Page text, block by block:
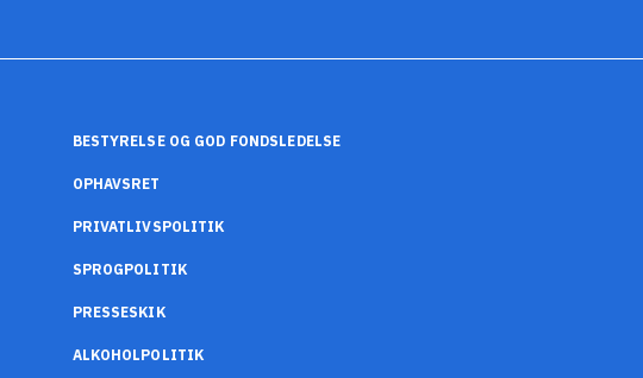
BESTYRELSE OG GOD FONDSLEDELSE
OPHAVSRET
PRIVATLIVSPOLITIK
SPROGPOLITIK
PRESSESKIK
ALKOHOLPOLITIK